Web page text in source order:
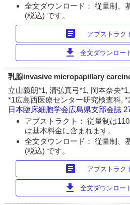
全文ダウンロード： 従量制、
(税込) です。
article アブストラク
download 全文ダウンロー
乳腺invasive micropapillary
立山義朗*1, 清弘真弓*1, 岡本奈央
*1広島西医療センター研究検査科,
日本臨床細胞学会広島県支部会誌
アブストラクト： 従量制は
は基本料金に含まれます。
全文ダウンロード： 従量制、
(税込) です。
article アブストラク
download 全文ダウンロー